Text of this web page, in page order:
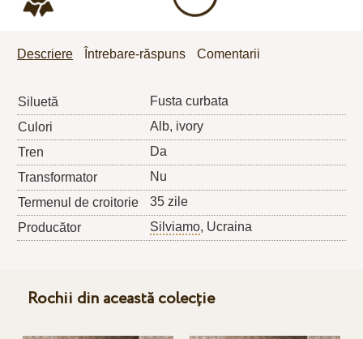
Descriere Întrebare-răspuns Comentarii
Siluetă
Fusta curbata
Culori
Alb, ivory
Tren
Da
Transformator
Nu
Termenul de croitorie
35 zile
Producător
Silviamo, Ucraina
Rochii din această colecție